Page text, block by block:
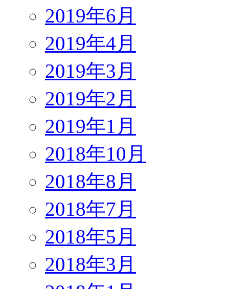
2019年6月
2019年4月
2019年3月
2019年2月
2019年1月
2018年10月
2018年8月
2018年7月
2018年5月
2018年3月